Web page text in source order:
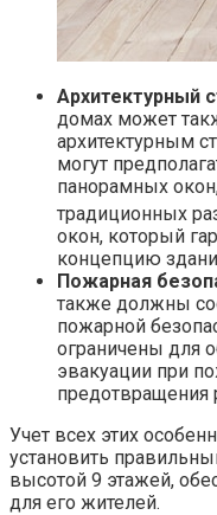
Архитектурный
домах может
архитектурным
могут
панорамных
традиционных
окон, который
концепцию
Пожарная
также должны
пожарной
ограничены для
эвакуации при
предотвращения
Учет всех этих
установить
высотой 9 этажей,
для его жителей.​